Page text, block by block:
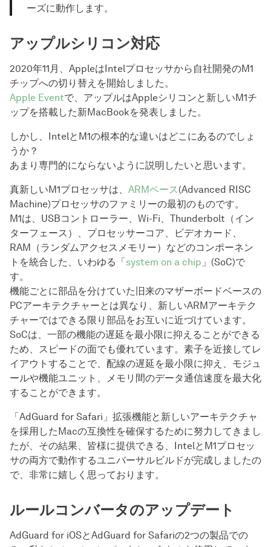
ーズに動作します。
アップルシリコン対応
2020年11月、AppleはIntelプロセッサから自社開発のM1
チップへの切り替えを開始しました。
Apple Eventで、アップルはAppleシリコンと新しいM1チ
ップを搭載した新MacBookを発表しました。
しかし、IntelとM1の根本的な違いはどこにあるのでしょ
うか？
あまり専門的にならないように説明したいと思います。
真新しいM1プロセッサは、 ARMベース(Advanced RISC
Machine)プロセッサのファミリーの最初のものです。
M1は、USBコントローラー、Wi-Fi、Thunderbolt（イン
ターフェース）、プロセッサーコア、ビデオカード、
RAM（ランダムアクセスメモリー）などのコンポーネン
トを統合した、いわゆる「system on a chip 」(SoC)で
す。
機能ごとに部品を分けていた旧来のマザーボードベースの
PCアーキテクチャーとは異なり、新しいARMアーキテク
チャーではできる限り部品をお互いに近づけています。
SoCは、一部の機能の遅延を最小限に抑えることができる
ため、スピードの面でも優れています。素子を近接してレ
イアウトすることで、配線の遅延を最小限に抑え、モジュ
ールや機能ユニット、メモリ間のデータ通信速度を最大化
することができます。
「AdGuard for Safari」拡張機能と新しいアーキテクチャ
を採用したMacの互換性を確保するために努力してきまし
たが、その結果、皆様に提供できる、IntelとM1プロセッ
サの両方で動作するユニバーサルビルドが完成しましたの
で、非常に嬉しく思っております。
ルールコンバータのアップデート
AdGuard for iOSとAdGuard for Safariの2つの製品での